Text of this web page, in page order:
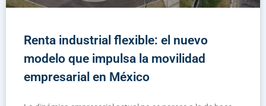
Renta industrial flexible: el nuevo
modelo que impulsa la movilidad
empresarial en México